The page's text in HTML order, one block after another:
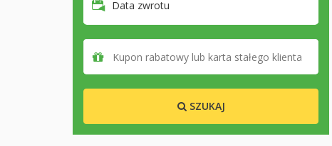
Data zwrotu
SZUKAJ